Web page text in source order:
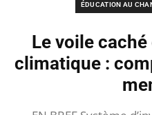
ÉDUCATION AU
Le voile
climatique :